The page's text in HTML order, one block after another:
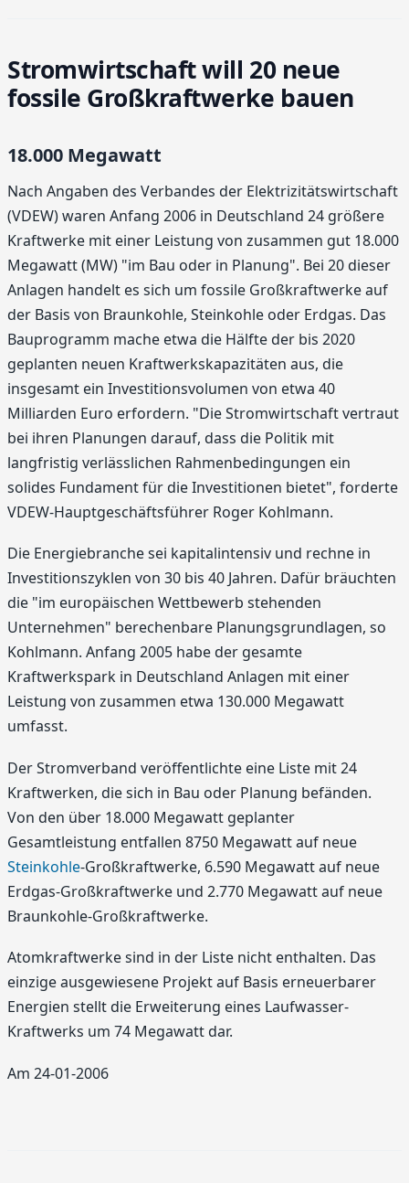
Stromwirtschaft will 20 neue
fossile Großkraftwerke bauen
18.000 Megawatt
Nach Angaben des Verbandes der Elektrizitätswirtschaft
(VDEW) waren Anfang 2006 in Deutschland 24 größere
Kraftwerke mit einer Leistung von zusammen gut 18.000
Megawatt (MW) "im Bau oder in Planung". Bei 20 dieser
Anlagen handelt es sich um fossile Großkraftwerke auf
der Basis von Braunkohle, Steinkohle oder Erdgas. Das
Bauprogramm mache etwa die Hälfte der bis 2020
geplanten neuen Kraftwerkskapazitäten aus, die
insgesamt ein Investitionsvolumen von etwa 40
Milliarden Euro erfordern. "Die Stromwirtschaft vertraut
bei ihren Planungen darauf, dass die Politik mit
langfristig verlässlichen Rahmenbedingungen ein
solides Fundament für die Investitionen bietet", forderte
VDEW-Hauptgeschäftsführer Roger Kohlmann.
Die Energiebranche sei kapitalintensiv und rechne in
Investitionszyklen von 30 bis 40 Jahren. Dafür bräuchten
die "im europäischen Wettbewerb stehenden
Unternehmen" berechenbare Planungsgrundlagen, so
Kohlmann. Anfang 2005 habe der gesamte
Kraftwerkspark in Deutschland Anlagen mit einer
Leistung von zusammen etwa 130.000 Megawatt
umfasst.
Der Stromverband veröffentlichte eine Liste mit 24
Kraftwerken, die sich in Bau oder Planung befänden.
Von den über 18.000 Megawatt geplanter
Gesamtleistung entfallen 8750 Megawatt auf neue
Steinkohle-Großkraftwerke, 6.590 Megawatt auf neue
Erdgas-Großkraftwerke und 2.770 Megawatt auf neue
Braunkohle-Großkraftwerke.
Atomkraftwerke sind in der Liste nicht enthalten. Das
einzige ausgewiesene Projekt auf Basis erneuerbarer
Energien stellt die Erweiterung eines Laufwasser-
Kraftwerks um 74 Megawatt dar.
Am 24-01-2006